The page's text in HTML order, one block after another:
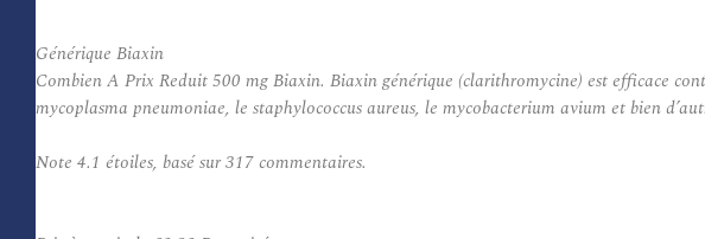
Générique Biaxin
Combien A Prix Reduit 500 mg Biaxin. Biaxin générique (clarithromycine) est efficace
mycoplasma pneumoniae, le staphylococcus aureus, le mycobacterium avium et bien
Note 4.1 étoiles, basé sur317commentaires.